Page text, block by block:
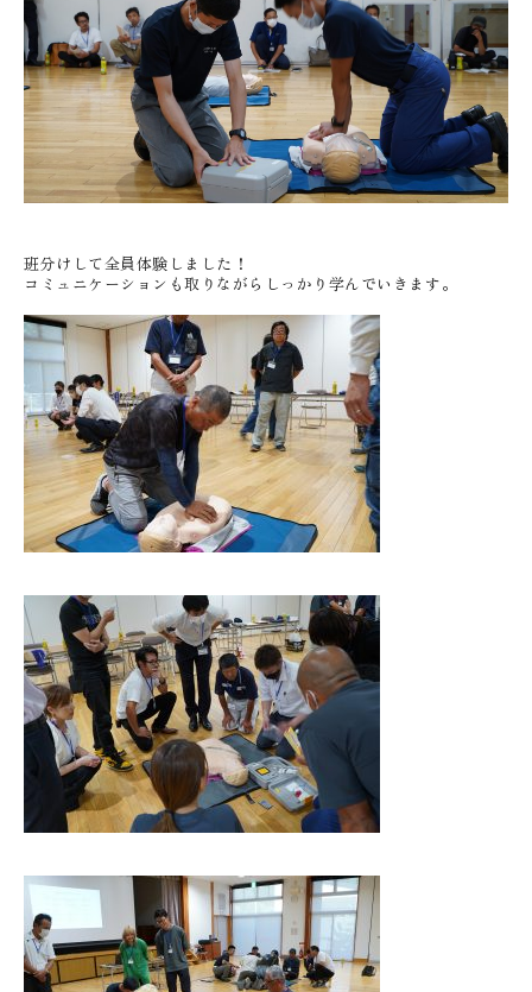
班分けして全員体験しました！
コミュニケーションも取りながらしっかり学んでいきます。